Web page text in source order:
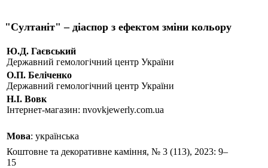
"Султаніт" – діаспор з ефектом зміни кольору
Ю.Д. Гаєвський
Державний гемологічний центр України
О.П. Беліченко
Державний гемологічний центр України
Н.І. Вовк
Iнтернет-магазин: nvovkjewerly.com.ua
Мова: українська
Коштовне та декоративне каміння, № 3 (113), 2023: 9–
15